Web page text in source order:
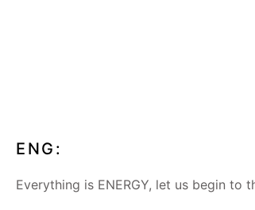
ENG:
Everything is ENERGY, let us begin to